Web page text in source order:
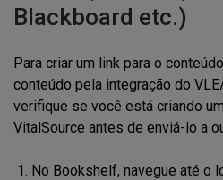
Blackboard etc.)
Para criar um link para o
conteúdo pela integração do
verifique se você está criando
VitalSource antes de enviá-lo a
No Bookshelf, navegue até o